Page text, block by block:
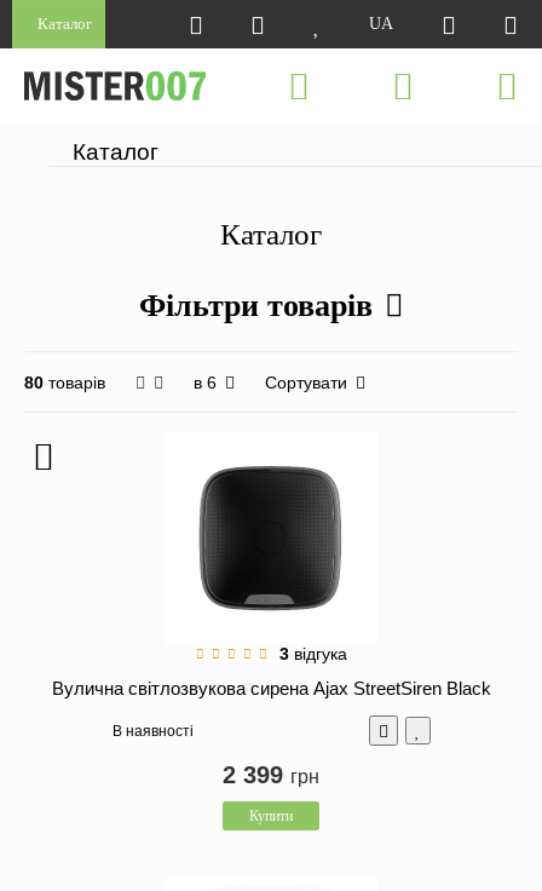
Каталог UA
Каталог
Каталог
Фільтри товарів
80 товарів в 6 Сортувати
3 відгука
Вулична світлозвукова сирена Ajax StreetSiren Black
В наявності
2 399 грн
Купити